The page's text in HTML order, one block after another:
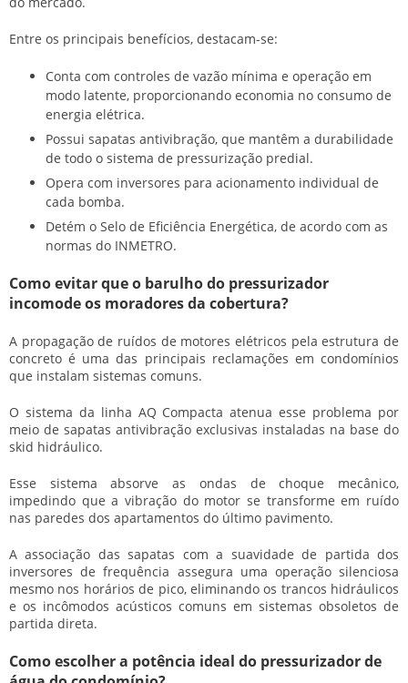
Entre os principais benefícios, destacam-se:
Conta com controles de vazão mínima e operação em
modo latente, proporcionando economia no consumo de
energia elétrica.
Possui sapatas antivibração, que mantêm a durabilidade
de todo o sistema de pressurização predial.
Opera com inversores para acionamento individual de
cada bomba.
Detém o Selo de Eficiência Energética, de acordo com as
normas do INMETRO.
Como evitar que o barulho do pressurizador
incomode os moradores da cobertura?
A propagação de ruídos de motores elétricos pela estrutura de
concreto é uma das principais reclamações em condomínios
que instalam sistemas comuns.
O sistema da linha AQ Compacta atenua esse problema por
meio de sapatas antivibração exclusivas instaladas na base do
skid hidráulico.
Esse sistema absorve as ondas de choque mecânico,
impedindo que a vibração do motor se transforme em ruído
nas paredes dos apartamentos do último pavimento.
A associação das sapatas com a suavidade de partida dos
inversores de frequência assegura uma operação silenciosa
mesmo nos horários de pico, eliminando os trancos hidráulicos
e os incômodos acústicos comuns em sistemas obsoletos de
partida direta.
Como escolher a potência ideal do pressurizador de